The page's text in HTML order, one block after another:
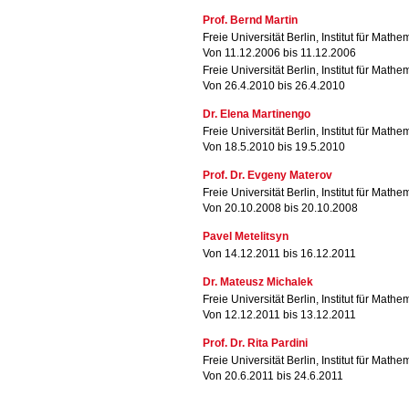
Prof. Bernd Martin
Freie Universität Berlin, Institut für
Von 11.12.2006 bis 11.12.2006
Freie Universität Berlin, Institut für
Von 26.4.2010 bis 26.4.2010
Dr. Elena Martinengo
Freie Universität Berlin, Institut für
Von 18.5.2010 bis 19.5.2010
Prof. Dr. Evgeny Materov
Freie Universität Berlin, Institut für
Von 20.10.2008 bis 20.10.2008
Pavel Metelitsyn
Von 14.12.2011 bis 16.12.2011
Dr. Mateusz Michalek
Freie Universität Berlin, Institut für
Von 12.12.2011 bis 13.12.2011
Prof. Dr. Rita Pardini
Freie Universität Berlin, Institut für
Von 20.6.2011 bis 24.6.2011